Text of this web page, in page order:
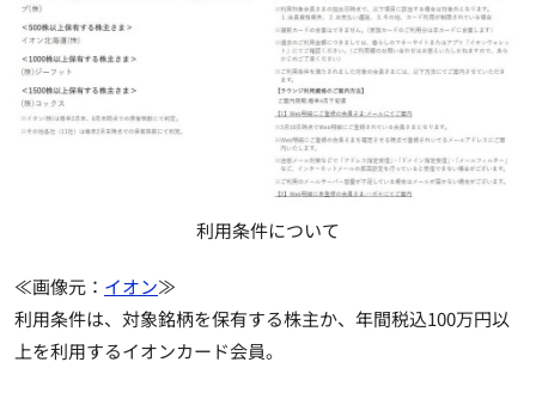
利用条件について
≪画像元： イオン≫
利用条件は、 対象銘柄を保有する株主か、年間税込100万円以
上を利用するイオンカード会員。